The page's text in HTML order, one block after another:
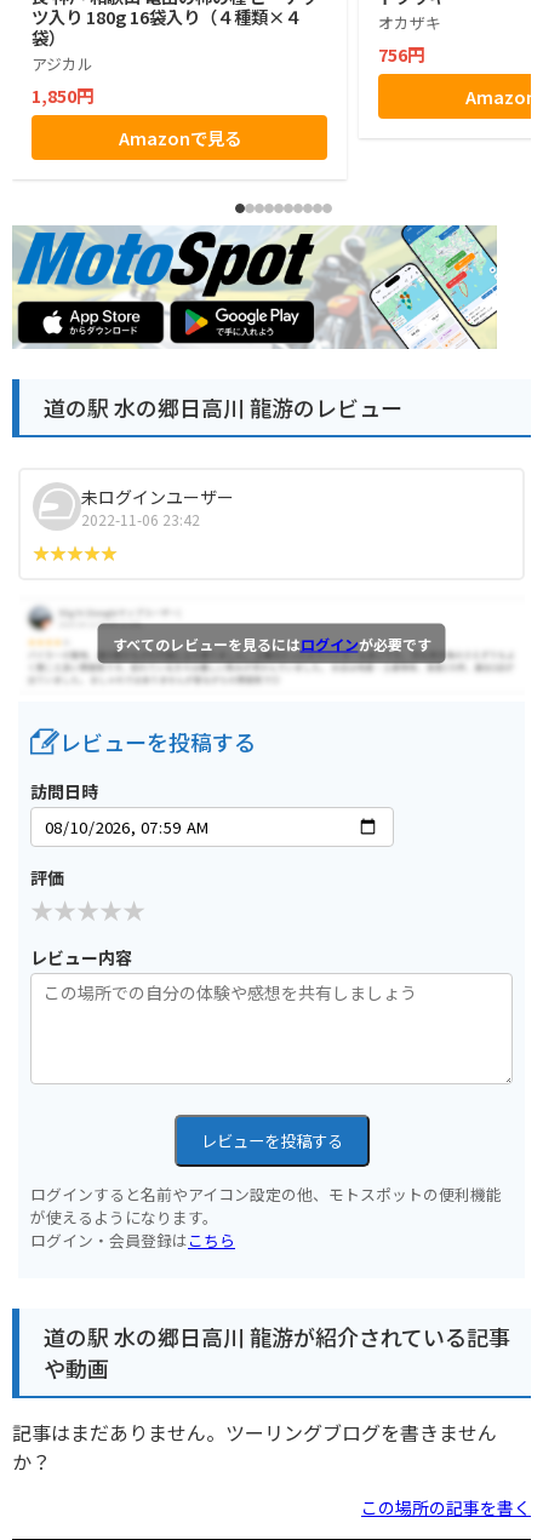
ツ入り 180g 16袋入り（４種類×４
袋）
アジカル
1,850円
Amazonで見る
オカザキ
756円
Amazon
道の駅 水の郷日高川 龍游のレビュー
未ログインユーザー
2022-11-06 23:42
すべてのレビューを見るにはログインが必要です
レビューを投稿する
訪問日時
評価
レビュー内容
レビューを投稿する
ログインすると名前やアイコン設定の他、モトスポットの便利機能
が使えるようになります。
ログイン・会員登録はこちら
道の駅 水の郷日高川 龍游が紹介されている記事
や動画
記事はまだありません。ツーリングブログを書きません
か？
この場所の記事を書く